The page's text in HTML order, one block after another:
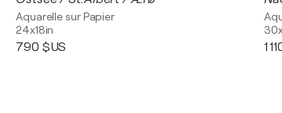
Aquarelle sur Papier
24x18in
790 $US 1